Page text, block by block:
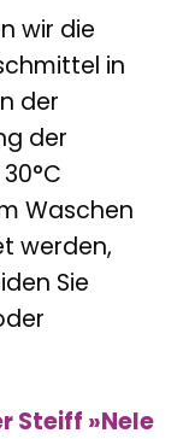
wir die
in
der
der
Waschen
werden,
Sie
Steiff »Nele